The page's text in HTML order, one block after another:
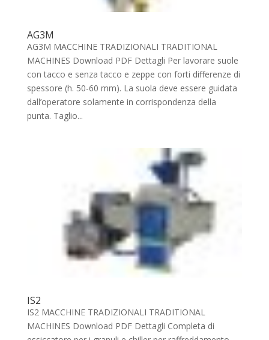
AG3M
AG3M MACCHINE TRADIZIONALI TRADITIONAL
MACHINES Download PDF Dettagli Per lavorare suole
con tacco e senza tacco e zeppe con forti differenze di
spessore (h. 50-60 mm). La suola deve essere guidata
dall’operatore solamente in corrispondenza della
punta. Taglio...
IS2
IS2 MACCHINE TRADIZIONALI TRADITIONAL
MACHINES Download PDF Dettagli Completa di